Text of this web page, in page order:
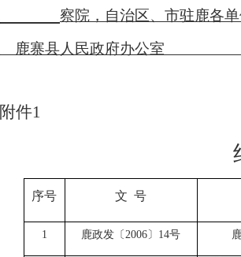
察院，自治区、市驻鹿各单
鹿寨县人民政府办公室
附件1
序号 文 号
1 鹿政发〔 2006 〕 14号